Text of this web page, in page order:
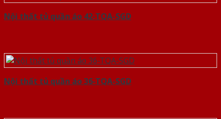
Nội thất tủ quần áo 42-TQA-SGD
Nội thất tủ quần áo 36-TQA-SGD